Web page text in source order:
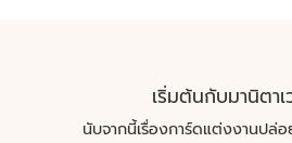
เริ่มต้นกับมานิตา
นับจากนี้เรื่องการ์ดแต่งงานปล่อ